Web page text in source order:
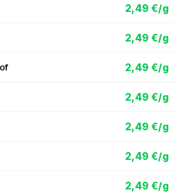
2,49 €/g
2,49 €/g
2,49 €/g
2,49 €/g
2,49 €/g
2,49 €/g
2,49 €/g